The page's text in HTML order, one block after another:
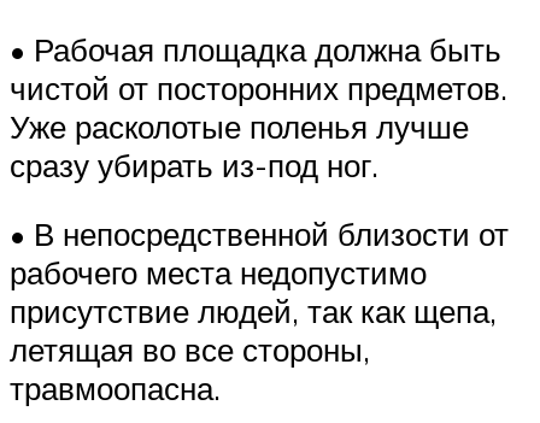
• Рабочая площадка должна быть
чистой от посторонних предметов.
Уже расколотые поленья лучше
сразу убирать из-под ног.
• В непосредственной близости от
рабочего места недопустимо
присутствие людей, так как щепа,
летящая во все стороны,
травмоопасна.